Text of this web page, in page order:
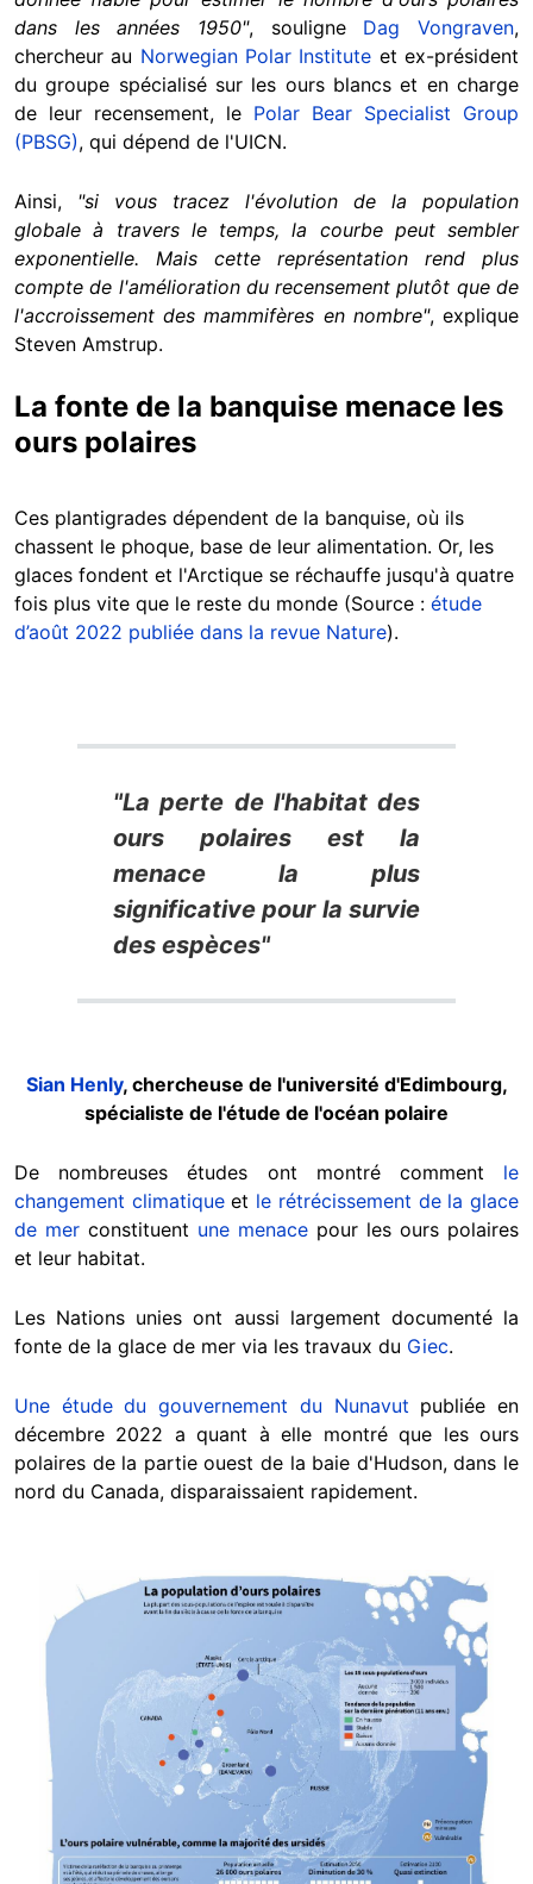
dans les années 1950", souligne Dag Vongraven,
chercheur au Norwegian Polar Institute et ex-président
du groupe spécialisé sur les ours blancs et en charge
de leur recensement, le Polar Bear Specialist Group
(PBSG), qui dépend de l'UICN.
Ainsi, "si vous tracez l'évolution de la population
globale à travers le temps, la courbe peut sembler
exponentielle. Mais cette représentation rend plus
compte de l'amélioration du recensement plutôt que de
l'accroissement des mammifères en nombre", explique
Steven Amstrup.
La fonte de la banquise menace les
ours polaires
Ces plantigrades dépendent de la banquise, où ils
chassent le phoque, base de leur alimentation. Or, les
glaces fondent et l'Arctique se réchauffe jusqu'à quatre
fois plus vite que le reste du monde (Source : étude
d’août 2022 publiée dans la revue Nature).
"La perte de l'habitat des
ours polaires est la
menace la plus
significative pour la survie
des espèces"
Sian Henly, chercheuse de l'université d'Edimbourg,
spécialiste de l'étude de l'océan polaire
De nombreuses études ont montré comment le
changement climatiqueet le rétrécissement de la glace
de mer constituent une menace pour les ours polaires
et leur habitat.
Les Nations unies ont aussi largement documenté la
fonte de la glace de mer via les travaux du Giec.
Une étude du gouvernement du Nunavut publiée en
décembre 2022 a quant à elle montré que les ours
polaires de la partie ouest de la baie d'Hudson, dans le
nord du Canada, disparaissaient rapidement.